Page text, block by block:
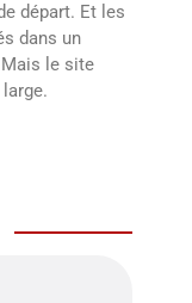
départ. Et les
dans un
le site